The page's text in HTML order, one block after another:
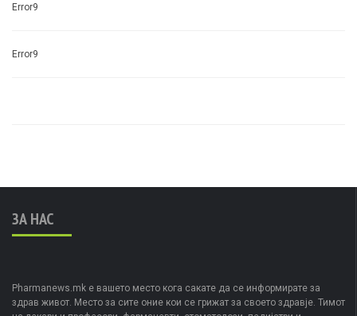
Error9
Error9
ЗА НАС
Pharmanews.mk е вашето место кога сакате да се информирате за
здрав живот. Место за сите оние кои се грижат за своето здравје. Тимот